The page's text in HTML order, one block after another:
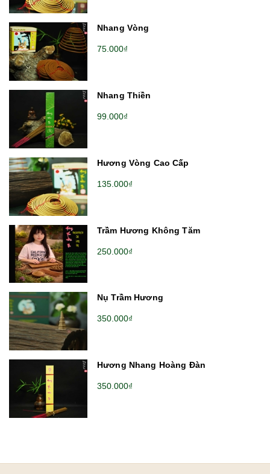
Nhang Vòng
75.000₫
Nhang Thiền
99.000₫
Hương Vòng Cao Cấp
135.000₫
Trầm Hương Không Tăm
250.000₫
Nụ Trầm Hương
350.000₫
Hương Nhang Hoàng Đàn
350.000₫